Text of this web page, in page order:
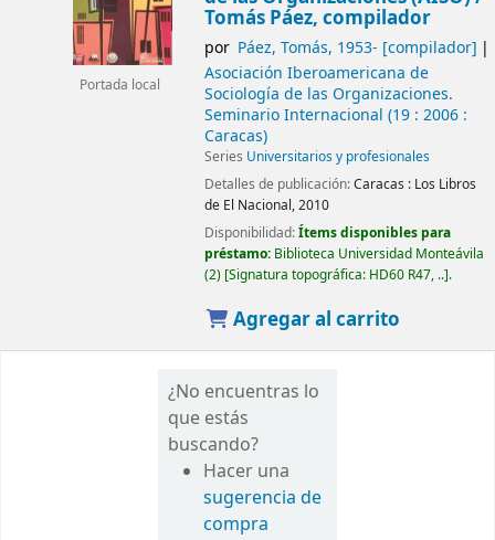
Portada local
Tomás Páez, compilador
por Páez, Tomás, 1953- [compilador]
Asociación Iberoamericana de
Sociología de las Organizaciones.
Seminario Internacional (19 : 2006 :
Caracas)
Series Universitarios y profesionales
Detalles de publicación:Caracas : Los Libros
de El Nacional,2010
Disponibilidad:Ítems disponibles para
préstamo: Biblioteca Universidad Monteávila
(2) Signatura topográfica: HD60 R47, .. .
Agregar al carrito
¿No encuentras lo
que estás
buscando?
Hacer una
sugerencia de
compra